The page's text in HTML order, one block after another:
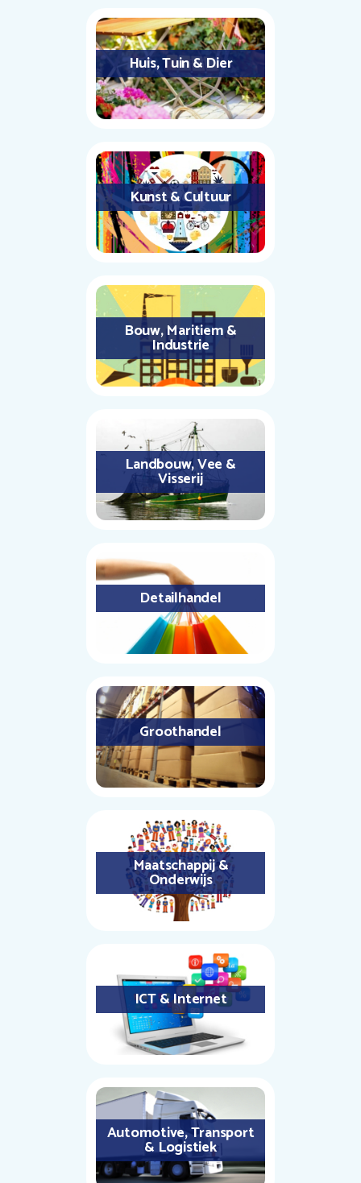
Huis, Tuin & Dier
Kunst & Cultuur
Bouw, Maritiem &
Industrie
Landbouw, Vee &
Visserij
Detailhandel
Groothandel
Maatschappij &
Onderwijs
ICT & Internet
Automotive, Transport
& Logistiek